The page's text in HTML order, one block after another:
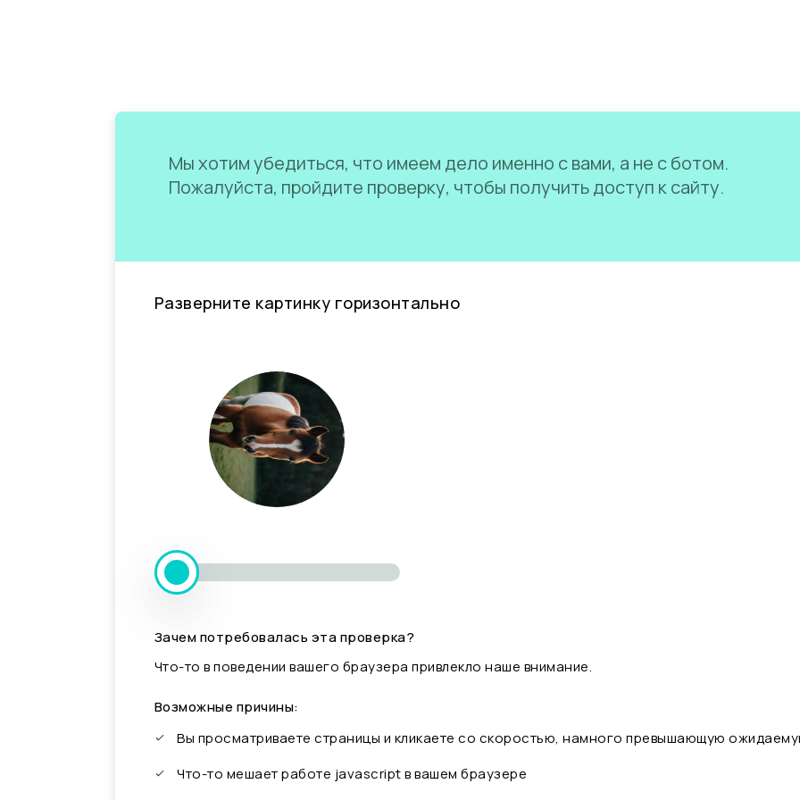
Мы хотим убедиться, что имеем дело именно с вами, а не с ботом.
Пожалуйста, пройдите проверку, чтобы получить доступ к сайту.
Разверните картинку горизонтально
Зачем потребовалась эта проверка?
Что-то в поведении вашего браузера привлекло наше внимание.
Возможные причины:
Вы просматриваете страницы и кликаете со скоростью, намного превышающую
Что-то мешает работе javascript в вашем браузере